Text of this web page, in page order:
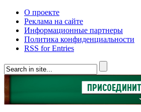
О проекте
Реклама на сайте
Информационные партнеры
Политика конфиденциальности
RSS for Entries